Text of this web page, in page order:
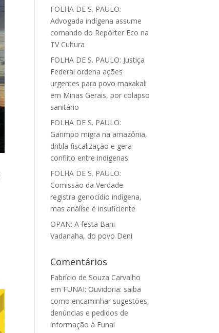
FOLHA DE S. PAULO:
Advogada indígena assume
comando do Repórter Eco na
TV Cultura
FOLHA DE S. PAULO: Justiça
Federal ordena ações
urgentes para povo maxakali
em Minas Gerais, por colapso
sanitário
FOLHA DE S. PAULO:
Garimpo migra na amazônia,
dribla fiscalização e gera
conflito entre indígenas
FOLHA DE S. PAULO:
Comissão da Verdade
registra genocídio indígena,
mas análise é insuficiente
OPAN: A festa Bani
Vadanaha, do povo Deni
Comentários
Fabrício de Souza Carvalho
em FUNAI: Ouvidoria: saiba
como encaminhar sugestões,
denúncias e pedidos de
informação à Funai